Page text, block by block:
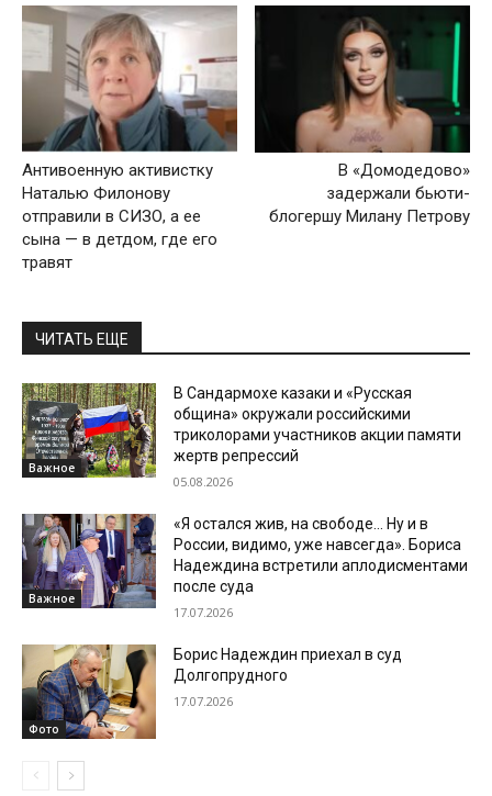
Антивоенную активистку
Наталью Филонову
отправили в СИЗО, а ее
сына — в детдом, где его
травят
В «Домодедово»
задержали бьюти-
блогершу Милану Петрову
ЧИТАТЬ ЕЩЕ
Важное
В Сандармохе казаки и «Русская
община» окружали российскими
триколорами участников акции памяти
жертв репрессий
05.08.2026
Важное
«Я остался жив, на свободе… Ну и в
России, видимо, уже навсегда». Бориса
Надеждина встретили аплодисментами
после суда
17.07.2026
Фото
Борис Надеждин приехал в суд
Долгопрудного
17.07.2026